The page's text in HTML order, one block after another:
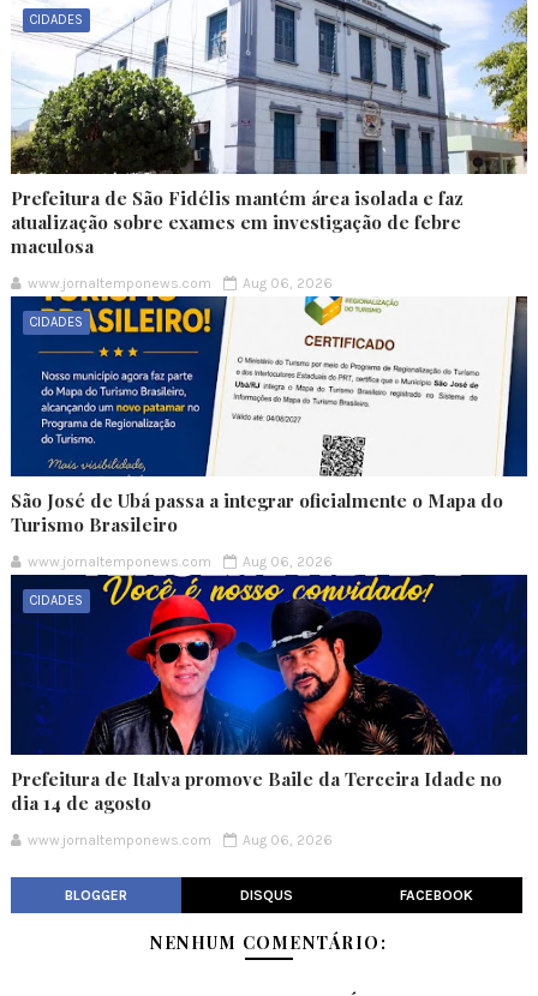
CIDADES
Prefeitura de São Fidélis mantém área isolada e faz
atualização sobre exames em investigação de febre
maculosa
www.jornaltemponews.com Aug 06, 2026
CIDADES
São José de Ubá passa a integrar oficialmente o Mapa do
Turismo Brasileiro
www.jornaltemponews.com Aug 06, 2026
CIDADES
Prefeitura de Italva promove Baile da Terceira Idade no
dia 14 de agosto
www.jornaltemponews.com Aug 06, 2026
BLOGGER DISQUS FACEBOOK
NENHUM COMENTÁRIO: